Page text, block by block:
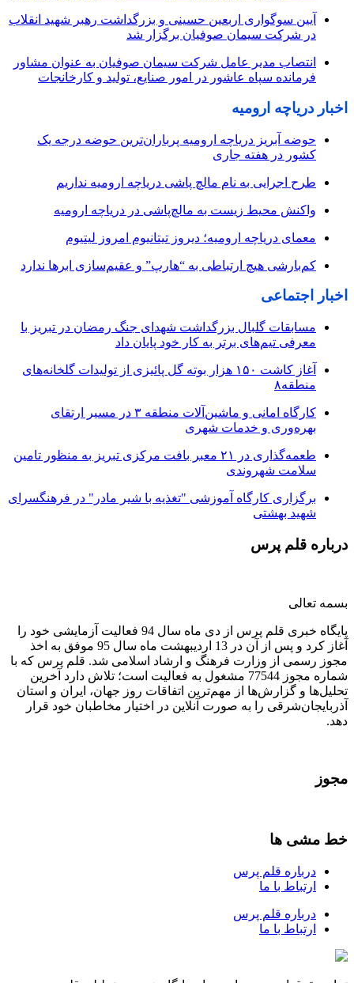
آیین سوگواری اربعین حسینی و بزرگداشت رهبر شهید انقلاب
در شرکت سیمان صوفیان برگزار شد
انتصاب مدیر عامل شرکت سیمان صوفیان به عنوان مشاور
فرمانده سپاه عاشور در امور صنایع، تولید و کارخانجات
اخبار دریاچه ارومیه
حوضه آبریز دریاچه ارومیه پرباران‌ترین حوضه‌ درجه یک
کشور در هفته جاری
طرح اجرایی به نام مالچ پاشی دریاچه ارومیه نداریم
واکنش محیط زیست به مالچ‌پاشی در دریاچه ارومیه
معمای دریاچه ارومیه؛ دیروز تیتانیوم امروز لیتیوم
کم‌بارشی هیچ ارتباطی به “هارپ” و عقیم‌سازی ابرها ندارد
اخبار اجتماعی
مسابقات گلبال بزرگداشت شهدای جنگ رمضان در تبریز با
معرفی تیم‌های برتر به کار خود پایان داد
آغاز کاشت ۱۵۰ هزار بوته گل پائیزی از تولیدات گلخانه‌های
منطقه۸
کارگاه امانی و ماشین‌آلات منطقه ۳ در مسیر ارتقای
بهره‌وری و خدمات شهری
طعمه‌گذاری در ۲۱ معبر بافت مرکزی تبریز به منظور تامین
سلامت شهروندی
برگزاری کارگاه آموزشی "تغذیه با شیر مادر" در فرهنگسرای
شهید بهشتی
درباره قلم پرس
بسمه تعالی
پایگاه خبری قلم پرس از دی ماه سال 94 فعالیت آزمایشی خود را
آغاز کرد و پس از آن در 13 اردیبهشت ماه سال 95 موفق به اخذ
مجوز رسمی از وزارت فرهنگ و ارشاد اسلامی شد. قلم پرس که با
شماره مجوز 77544 مشغول به فعالیت است؛ تلاش دارد آخرین
تحلیل‌ها و گزارش‌ها از مهم‌ترین اتفاقات روز جهان، ایران و استان
آذربایجان‌شرقی را به صورت آنلاین در اختیار مخاطبان خود قرار
دهد.
مجوز
خط مشی ها
درباره قلم پرس
ارتباط با ما
درباره قلم پرس
ارتباط با ما